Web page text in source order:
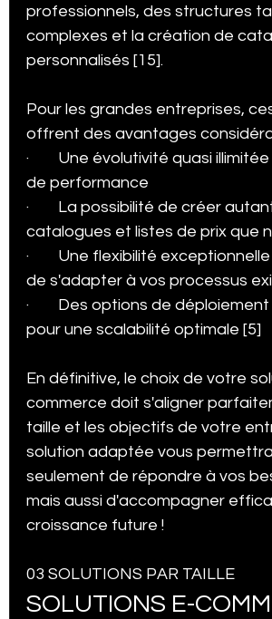
professionnels, des structures
complexes et la création de
personnalisés [15].
Pour les grandes entreprises,
offrent des avantages
·        Une évolutivité quasi
de performance
·        La possibilité de créer
catalogues et listes de prix que
·        Une flexibilité
de s'adapter à vos processus
·        Des options de
pour une scalabilité optimale [5]
En définitive, le choix de votre
commerce doit s'aligner
taille et les objectifs de votre
solution adaptée vous
seulement de répondre à vos
mais aussi d'accompagner
croissance future !
03 SOLUTIONS PAR TAILLE
SOLUTIONS E-